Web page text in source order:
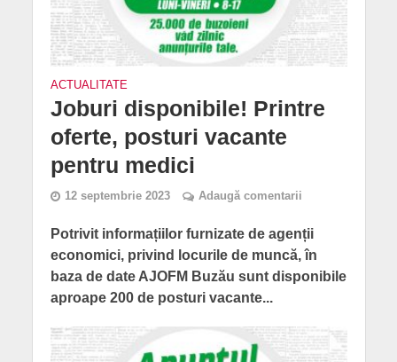
ACTUALITATE
Joburi disponibile! Printre
oferte, posturi vacante
pentru medici
12 septembrie 2023 Adaugă comentarii
Potrivit informațiilor furnizate de agenții
economici, privind locurile de muncă, în
baza de date AJOFM Buzău sunt disponibile
aproape 200 de posturi vacante...